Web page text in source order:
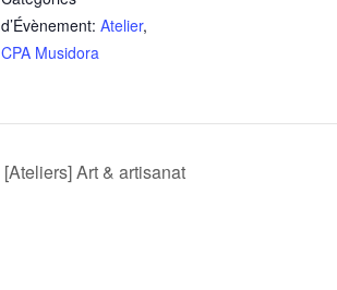
d’Évènement: Atelier,
CPA Musidora
[Ateliers] Art & artisanat